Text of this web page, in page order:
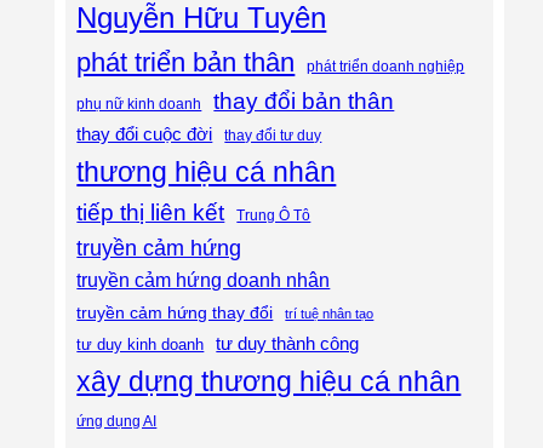
Nguyễn Hữu Tuyên
phát triển bản thân phát triển doanh nghiệp
phụ nữ kinh doanh thay đổi bản thân
thay đổi cuộc đời thay đổi tư duy
thương hiệu cá nhân
tiếp thị liên kết Trung Ô Tô
truyền cảm hứng
truyền cảm hứng doanh nhân
truyền cảm hứng thay đổi trí tuệ nhân tạo
tư duy kinh doanh tư duy thành công
xây dựng thương hiệu cá nhân
ứng dụng AI